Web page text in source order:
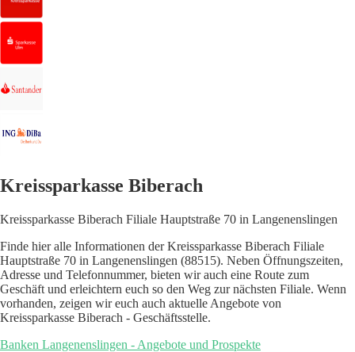
Kreissparkasse Biberach
Kreissparkasse Biberach Filiale Hauptstraße 70 in Langenenslingen
Finde hier alle Informationen der Kreissparkasse Biberach Filiale
Hauptstraße 70 in Langenenslingen (88515). Neben Öffnungszeiten,
Adresse und Telefonnummer, bieten wir auch eine Route zum
Geschäft und erleichtern euch so den Weg zur nächsten Filiale. Wenn
vorhanden, zeigen wir euch auch aktuelle Angebote von
Kreissparkasse Biberach - Geschäftsstelle.
Banken Langenenslingen - Angebote und Prospekte